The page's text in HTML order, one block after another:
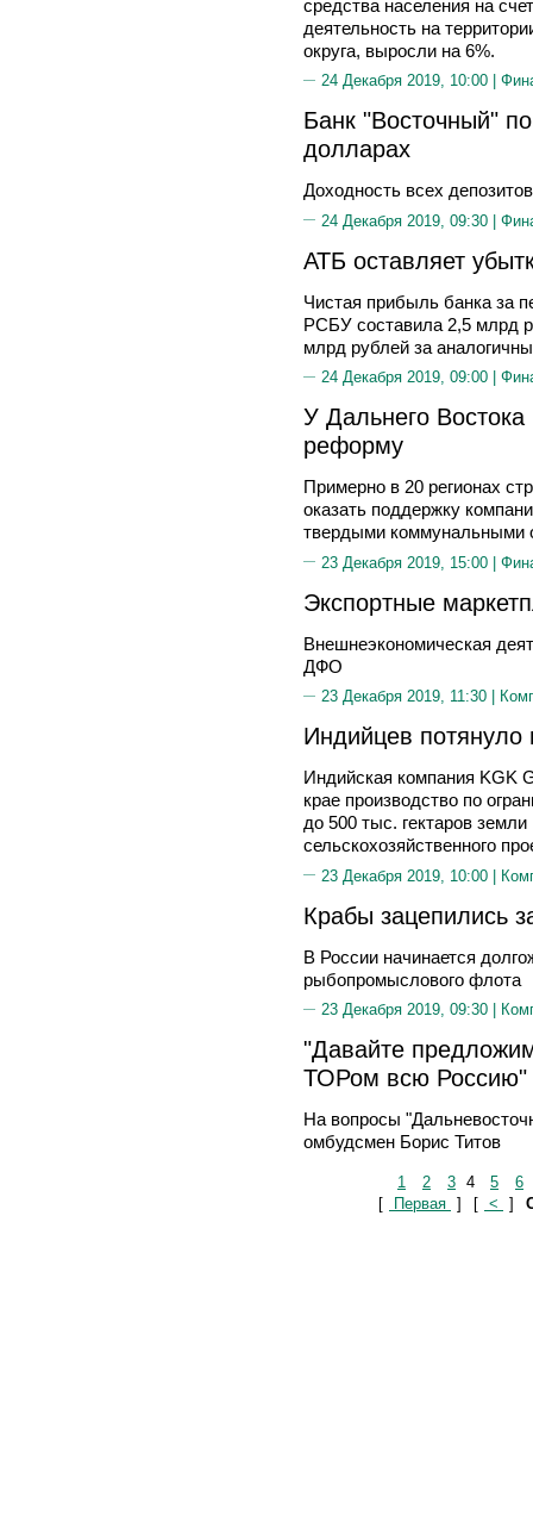
средства населения на
деятельность на
округа, выросли на 6%.
24 Декабря 2019, 10:00 |
Банк "Восточный"
долларах
Доходность всех
24 Декабря 2019, 09:30 |
АТБ оставляет
Чистая прибыль банка за
РСБУ составила 2,5 млрд
млрд рублей за
24 Декабря 2019, 09:00 |
У Дальнего
реформу
Примерно в 20 регионах
оказать поддержку
твердыми коммунальными
23 Декабря 2019, 15:00 |
Экспортные
Внешнеэкономическая
ДФО
23 Декабря 2019, 11:30 |
Индийцев потянуло
Индийская компания KGK
крае производство по
до 500 тыс. гектаров
сельскохозяйственного
23 Декабря 2019, 10:00 |
Крабы зацепились
В России начинается
рыбопромыслового флота
23 Декабря 2019, 09:30 |
"Давайте
ТОРом всю Россию"
На вопросы
омбудсмен Борис Титов
1 2 3 4 5
6
[
Первая ] [ < ]